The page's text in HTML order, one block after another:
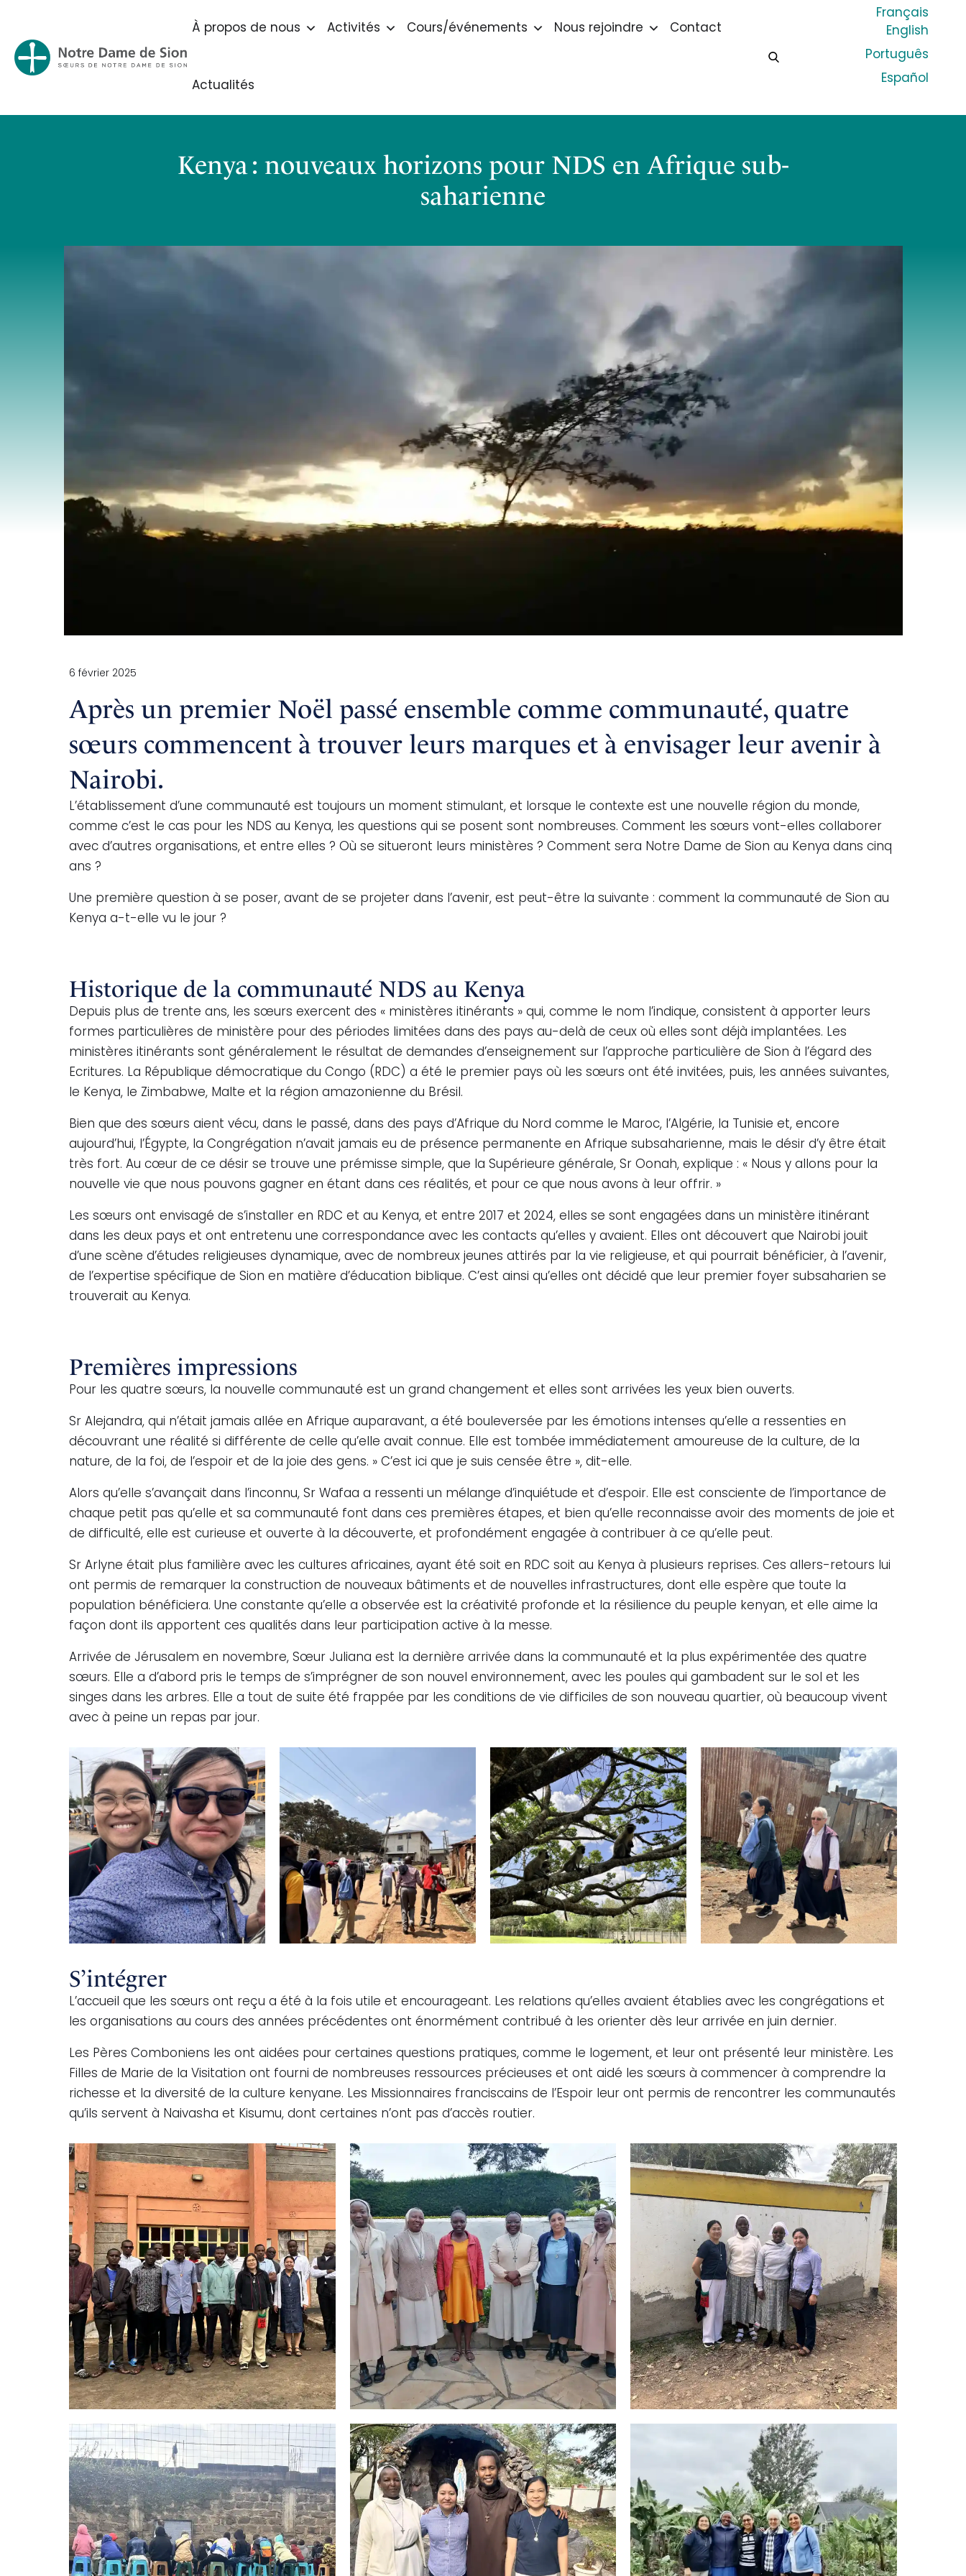
À propos de nous Activités Cours/événements Nous rejoindre Contact
Actualités
Français
English
Português
Español
Kenya : nouveaux horizons pour NDS en Afrique sub-
saharienne
6 février 2025
Après un premier Noël passé ensemble comme communauté, quatre
sœurs commencent à trouver leurs marques et à envisager leur avenir à
Nairobi.
L’établissement d’une communauté est toujours un moment stimulant, et lorsque le contexte est une nouvelle région du monde,
comme c’est le cas pour les NDS au Kenya, les questions qui se posent sont nombreuses. Comment les sœurs vont-elles collaborer
avec d’autres organisations, et entre elles ? Où se situeront leurs ministères ? Comment sera Notre Dame de Sion au Kenya dans cinq
ans ?
Une première question à se poser, avant de se projeter dans l’avenir, est peut-être la suivante : comment la communauté de Sion au
Kenya a-t-elle vu le jour ?
Historique de la communauté NDS au Kenya
Depuis plus de trente ans, les sœurs exercent des « ministères itinérants » qui, comme le nom l’indique, consistent à apporter leurs
formes particulières de ministère pour des périodes limitées dans des pays au-delà de ceux où elles sont déjà implantées. Les
ministères itinérants sont généralement le résultat de demandes d’enseignement sur l’approche particulière de Sion à l’égard des
Ecritures. La République démocratique du Congo (RDC) a été le premier pays où les sœurs ont été invitées, puis, les années suivantes,
le Kenya, le Zimbabwe, Malte et la région amazonienne du Brésil.
Bien que des sœurs aient vécu, dans le passé, dans des pays d’Afrique du Nord comme le Maroc, l’Algérie, la Tunisie et, encore
aujourd’hui, l’Égypte, la Congrégation n’avait jamais eu de présence permanente en Afrique subsaharienne, mais le désir d’y être était
très fort. Au cœur de ce désir se trouve une prémisse simple, que la Supérieure générale, Sr Oonah, explique : « Nous y allons pour la
nouvelle vie que nous pouvons gagner en étant dans ces réalités, et pour ce que nous avons à leur offrir. »
Les sœurs ont envisagé de s’installer en RDC et au Kenya, et entre 2017 et 2024, elles se sont engagées dans un ministère itinérant
dans les deux pays et ont entretenu une correspondance avec les contacts qu’elles y avaient. Elles ont découvert que Nairobi jouit
d’une scène d’études religieuses dynamique, avec de nombreux jeunes attirés par la vie religieuse, et qui pourrait bénéficier, à l’avenir,
de l’expertise spécifique de Sion en matière d’éducation biblique. C’est ainsi qu’elles ont décidé que leur premier foyer subsaharien se
trouverait au Kenya.
Premières impressions
Pour les quatre sœurs, la nouvelle communauté est un grand changement et elles sont arrivées les yeux bien ouverts.
Sr Alejandra, qui n’était jamais allée en Afrique auparavant, a été bouleversée par les émotions intenses qu’elle a ressenties en
découvrant une réalité si différente de celle qu’elle avait connue. Elle est tombée immédiatement amoureuse de la culture, de la
nature, de la foi, de l’espoir et de la joie des gens. » C’est ici que je suis censée être », dit-elle.
Alors qu’elle s’avançait dans l’inconnu, Sr Wafaa a ressenti un mélange d’inquiétude et d’espoir. Elle est consciente de l’importance de
chaque petit pas qu’elle et sa communauté font dans ces premières étapes, et bien qu’elle reconnaisse avoir des moments de joie et
de difficulté, elle est curieuse et ouverte à la découverte, et profondément engagée à contribuer à ce qu’elle peut.
Sr Arlyne était plus familière avec les cultures africaines, ayant été soit en RDC soit au Kenya à plusieurs reprises. Ces allers-retours lui
ont permis de remarquer la construction de nouveaux bâtiments et de nouvelles infrastructures, dont elle espère que toute la
population bénéficiera. Une constante qu’elle a observée est la créativité profonde et la résilience du peuple kenyan, et elle aime la
façon dont ils apportent ces qualités dans leur participation active à la messe.
Arrivée de Jérusalem en novembre, Sœur Juliana est la dernière arrivée dans la communauté et la plus expérimentée des quatre
sœurs. Elle a d’abord pris le temps de s’imprégner de son nouvel environnement, avec les poules qui gambadent sur le sol et les
singes dans les arbres. Elle a tout de suite été frappée par les conditions de vie difficiles de son nouveau quartier, où beaucoup vivent
avec à peine un repas par jour.
S’intégrer
L’accueil que les sœurs ont reçu a été à la fois utile et encourageant. Les relations qu’elles avaient établies avec les congrégations et
les organisations au cours des années précédentes ont énormément contribué à les orienter dès leur arrivée en juin dernier.
Les Pères Comboniens les ont aidées pour certaines questions pratiques, comme le logement, et leur ont présenté leur ministère. Les
Filles de Marie de la Visitation ont fourni de nombreuses ressources précieuses et ont aidé les sœurs à commencer à comprendre la
richesse et la diversité de la culture kenyane. Les Missionnaires franciscains de l’Espoir leur ont permis de rencontrer les communautés
qu’ils servent à Naivasha et Kisumu, dont certaines n’ont pas d’accès routier.